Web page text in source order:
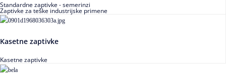
Standardne zaptivke - semerinzi
Zaptivke za teške industrijske primene
Kasetne zaptivke
Kasetne zaptivke